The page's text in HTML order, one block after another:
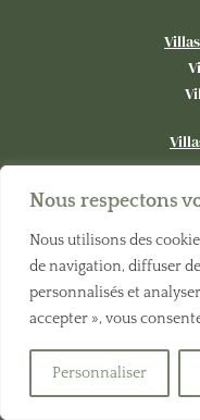
Nous respectons
Nous utilisons des
de navigation, diffuser
personnalisés et
accepter », vous
Personnaliser